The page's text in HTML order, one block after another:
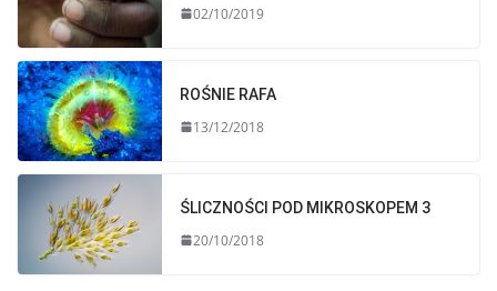
02/10/2019
ROŚNIE RAFA
13/12/2018
ŚLICZNOŚCI POD MIKROSKOPEM 3
20/10/2018